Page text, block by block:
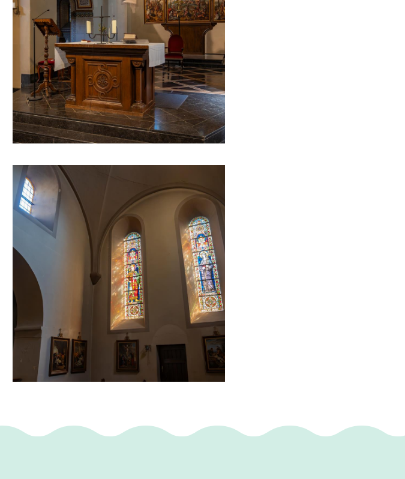
- namelijk in de winter van
1330 heropgebouwd, waarbij de
Het godshuis werd toen van een
van gewelven voorzien.
Nederlanden (1815-1830) kreeg de
zijbeuk afgebroken en in ietwat
een nieuwe pastorie achter de
de kerktorenspits, maar door de slechte
en werd ze vervangen door een
de Stuers de kerk omdat het
bouwvallige kerk te slopen en met de
te beginnen.
met het gebouw aan de hand
uiteindelijk over tot het
Cuypers plannen voor een uitbreiding
muren en pilaren en kleine ramen